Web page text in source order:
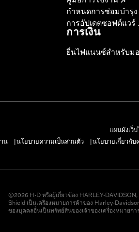
กำหนดการซ่อมบำรุง
การอัปเดตซอฟต์แวร์
การเงิน
ยื่นไฟแนนซ์สำหรับม
แผนผังเว็
น
นโยบายความเป็นส่วนตัว นโยบายเกี่ยวกับ
©2026 H-D หรือผู้เกี่ยวข้อง HARLEY-
Shield เป็นเครื่องหมายการค้าของ Harley-
ของบุคคลอื่นเป็นทรัพย์สินของเจ้าของเครื่องหมายก